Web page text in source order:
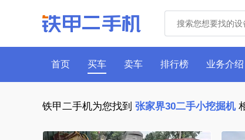
首页 买车 卖车 排行榜 业务介绍
铁甲二手机为您找到 张家界30二手小挖掘机